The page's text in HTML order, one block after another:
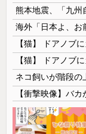
【衝撃映像】バ